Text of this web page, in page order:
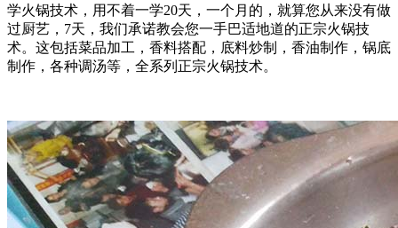
学火锅技术，用不着一学20天，一个月的，就算您从来没有做
过厨艺，7天，我们承诺教会您一手巴适地道的正宗火锅技
术。这包括菜品加工，香料搭配，底料炒制，香油制作，锅底
制作，各种调汤等，全系列正宗火锅技术。